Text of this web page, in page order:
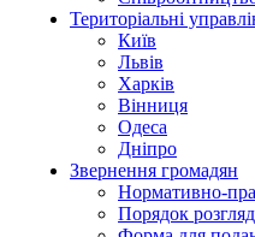
Територіальні
Київ
Львів
Харків
Вінниця
Одеса
Дніпро
Звернення громадян
Нормативно-
Порядок